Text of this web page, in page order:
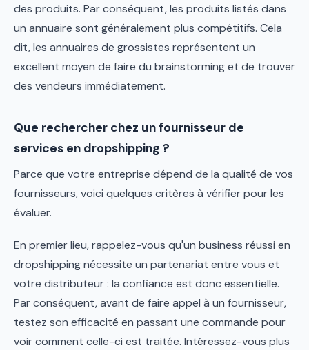
des produits. Par conséquent, les produits listés dans
un annuaire sont généralement plus compétitifs. Cela
dit, les annuaires de grossistes représentent un
excellent moyen de faire du brainstorming et de trouver
des vendeurs immédiatement.
Que rechercher chez un fournisseur de
services en dropshipping ?
Parce que votre entreprise dépend de la qualité de vos
fournisseurs, voici quelques critères à vérifier pour les
évaluer.
En premier lieu, rappelez-vous qu'un business réussi en
dropshipping nécessite un partenariat entre vous et
votre distributeur : la confiance est donc essentielle.
Par conséquent, avant de faire appel à un fournisseur,
testez son efficacité en passant une commande pour
voir comment celle-ci est traitée. Intéressez-vous plus